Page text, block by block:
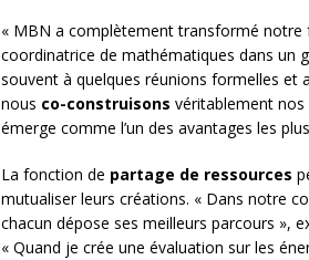
« MBN a complètement transformé notre
coordinatrice de mathématiques dans un
souvent à quelques réunions formelles et
nous co-construisons véritablement nos
émerge comme l’un des avantages les
La fonction de partage de ressources
mutualiser leurs créations. « Dans notre
chacun dépose ses meilleurs parcours »,
« Quand je crée une évaluation sur les